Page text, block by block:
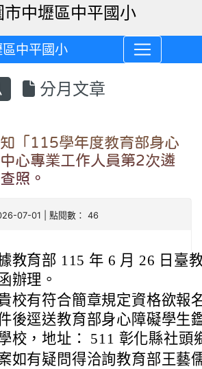
中平國小
分月文章
「115學年度教育部身心
心專業工作人員第2次遴
照。
07-01 | 點閱數： 46
教育部 115 年 6 月 26 日臺
辦理。
校有符合簡章規定資格欲報
後逕送教育部身心障礙學生
校，地址： 511 彰化縣社頭
如有疑問得洽詢教育部王藝